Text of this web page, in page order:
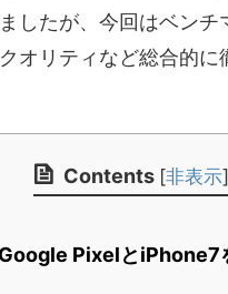
したが、今回はベンチ
オリティなど総合的に
Contents [非表示]
Google PixelとiPhone7